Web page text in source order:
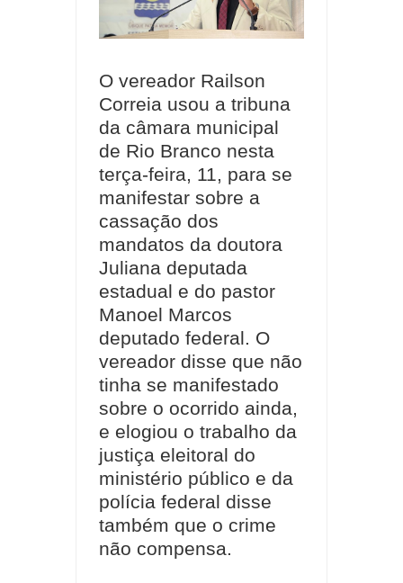
O vereador Railson
Correia usou a tribuna
da câmara municipal
de Rio Branco nesta
terça-feira, 11, para se
manifestar sobre a
cassação dos
mandatos da doutora
Juliana deputada
estadual e do pastor
Manoel Marcos
deputado federal. O
vereador disse que não
tinha se manifestado
sobre o ocorrido ainda,
e elogiou o trabalho da
justiça eleitoral do
ministério público e da
polícia federal disse
também que o crime
não compensa.